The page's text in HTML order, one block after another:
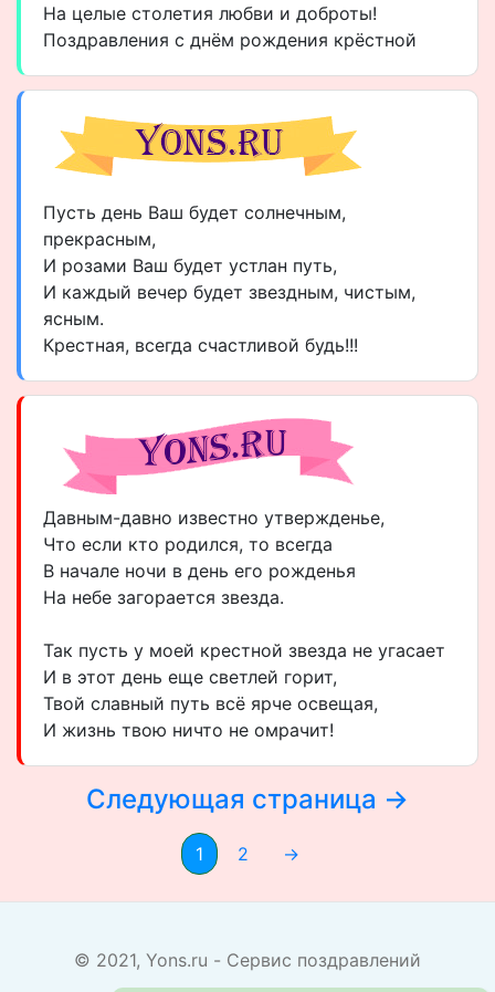
На целые столетия любви и доброты!
Поздравления с днём рождения крёстной
Пусть день Ваш будет солнечным,
прекрасным,
И розами Ваш будет устлан путь,
И каждый вечер будет звездным, чистым,
ясным.
Крестная, всегда счастливой будь!!!
Давным-давно известно утвержденье,
Что если кто родился, то всегда
В начале ночи в день его рожденья
На небе загорается звезда.
Так пусть у моей крестной звезда не угасает
И в этот день еще светлей горит,
Твой славный путь всё ярче освещая,
И жизнь твою ничто не омрачит!
Следующая страница →
1 2 →
© 2021, Yons.ru - Сервис поздравлений